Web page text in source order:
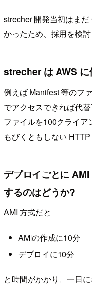
strecher 開発当初はま
かったため、採用を検討
strecher は AWS に
例えば Manifest 等のフ
でアクセスできれば代
ファイルを100クライア
もびくともしない HTTP
デプロイごとに
するのはどうか?
AMI 方式だと
AMIの作成に10分
デプロイに10分
と時間がかかり、一日